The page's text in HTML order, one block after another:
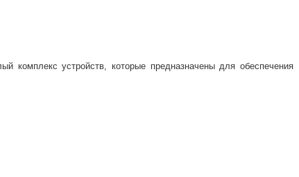
устройств, которые предназначены для обеспечения